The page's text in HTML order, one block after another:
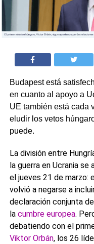
Budapest está
en cuanto al apoyo a
UE también está cada
eludir los vetos
puede.
La división entre
la guerra en Ucrania se
el jueves 21 de marzo:
volvió a negarse a
declaración conjunta
la cumbre europea.
debatiendo con el
Viktor Orbán, los 26